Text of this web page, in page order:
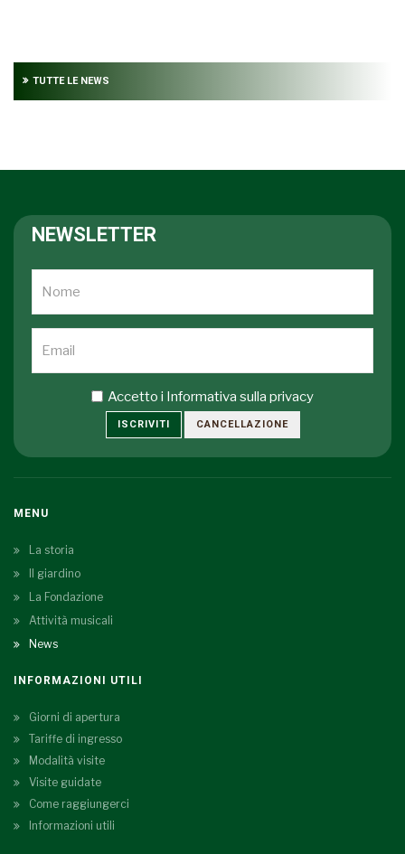
TUTTE LE NEWS
NEWSLETTER
Accetto i Informativa sulla privacy
ISCRIVITI CANCELLAZIONE
MENU
La storia
Il giardino
La Fondazione
Attività musicali
News
INFORMAZIONI UTILI
Giorni di apertura
Tariffe di ingresso
Modalità visite
Visite guidate
Come raggiungerci
Informazioni utili